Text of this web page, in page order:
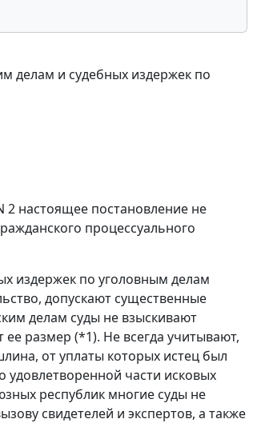
делам и судебных издержек по
2 настоящее постановление не
процессуального
издержек по уголовным делам
допускают существенные
делам суды не взыскивают
ее размер (*1). Не всегда учитывают,
от уплаты которых истец был
удовлетворенной части исковых
республик многие суды не
свидетелей и экспертов, а также